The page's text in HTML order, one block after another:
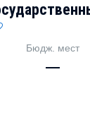
Бюдж. мест
—